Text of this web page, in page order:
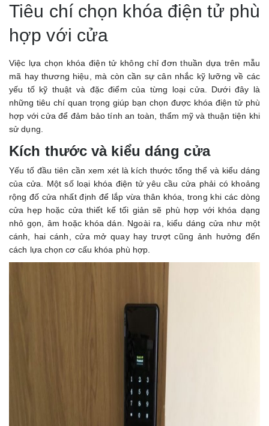
Tiêu chí chọn khóa điện tử phù
hợp với cửa
Việc lựa chọn khóa điện tử không chỉ đơn thuần dựa trên mẫu
mã hay thương hiệu, mà còn cần sự cân nhắc kỹ lưỡng về các
yếu tố kỹ thuật và đặc điểm của từng loại cửa. Dưới đây là
những tiêu chí quan trọng giúp bạn chọn được khóa điện tử phù
hợp với cửa để đảm bảo tính an toàn, thẩm mỹ và thuận tiện khi
sử dụng.
Kích thước và kiểu dáng cửa
Yếu tố đầu tiên cần xem xét là kích thước tổng thể và kiểu dáng
của cửa. Một số loại khóa điện tử yêu cầu cửa phải có khoảng
rộng đố cửa nhất định để lắp vừa thân khóa, trong khi các dòng
cửa hẹp hoặc cửa thiết kế tối giản sẽ phù hợp với khóa dạng
nhỏ gọn, âm hoặc khóa dán. Ngoài ra, kiểu dáng cửa như một
cánh, hai cánh, cửa mở quay hay trượt cũng ảnh hưởng đến
cách lựa chọn cơ cấu khóa phù hợp.